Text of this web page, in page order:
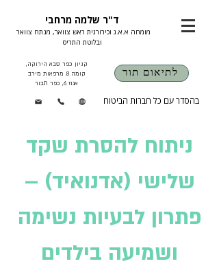
ד"ר שלמה מרחבי
ובלוטת התריס
קניון כפר סבא הירוקה,
קומה 8. מרפאות מירב
אגוז 6, כפר תבור
לתיאום תור
בהסדר עם כל חברות הביטוח
ניתוח להסרת שקד
שלישי (אדנואיד) –
פתרון לבעיות נשימה
ושמיעה בילדים